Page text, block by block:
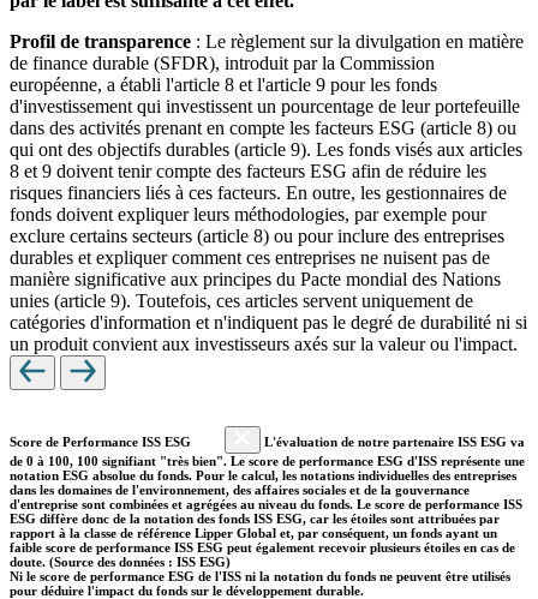
Profil de transparence : Le règlement sur la divulgation en matière
de finance durable (SFDR), introduit par la Commission
européenne, a établi l'article 8 et l'article 9 pour les fonds
d'investissement qui investissent un pourcentage de leur portefeuille
dans des activités prenant en compte les facteurs ESG (article 8) ou
qui ont des objectifs durables (article 9). Les fonds visés aux articles
8 et 9 doivent tenir compte des facteurs ESG afin de réduire les
risques financiers liés à ces facteurs. En outre, les gestionnaires de
fonds doivent expliquer leurs méthodologies, par exemple pour
exclure certains secteurs (article 8) ou pour inclure des entreprises
durables et expliquer comment ces entreprises ne nuisent pas de
manière significative aux principes du Pacte mondial des Nations
unies (article 9). Toutefois, ces articles servent uniquement de
catégories d'information et n'indiquent pas le degré de durabilité ni si
un produit convient aux investisseurs axés sur la valeur ou l'impact.
Score de Performance ISS ESG
L'évaluation de notre partenaire ISS ESG va
de 0 à 100, 100 signifiant "très bien". Le score de performance ESG d'ISS représente une
notation ESG absolue du fonds. Pour le calcul, les notations individuelles des entreprises
dans les domaines de l'environnement, des affaires sociales et de la gouvernance
d'entreprise sont combinées et agrégées au niveau du fonds. Le score de performance ISS
ESG diffère donc de la notation des fonds ISS ESG, car les étoiles sont attribuées par
rapport à la classe de référence Lipper Global et, par conséquent, un fonds ayant un
faible score de performance ISS ESG peut également recevoir plusieurs étoiles en cas de
doute. (Source des données : ISS ESG)
Ni le score de performance ESG de l'ISS ni la notation du fonds ne peuvent être utilisés
pour déduire l'impact du fonds sur le développement durable.